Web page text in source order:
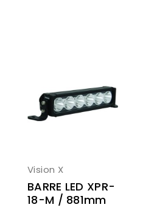
Vision X
BARRE LED XPR-
18-M / 881mm